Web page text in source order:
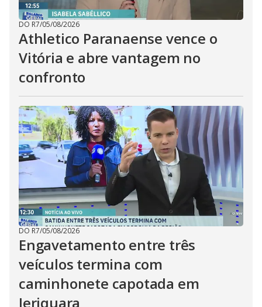
DO R7/05/08/2026
Athletico Paranaense vence o
Vitória e abre vantagem no
confronto
DO R7/05/08/2026
Engavetamento entre três
veículos termina com
caminhonete capotada em
Jeriquara